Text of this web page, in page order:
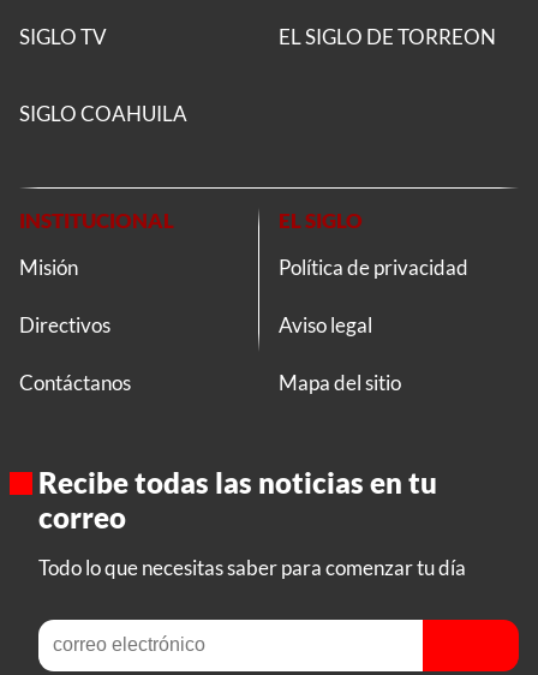
SIGLO TV EL SIGLO DE TORREON
SIGLO COAHUILA
INSTITUCIONAL
Misión
Directivos
Contáctanos
EL SIGLO
Política de privacidad
Aviso legal
Mapa del sitio
Recibe todas las noticias en tu
correo
Todo lo que necesitas saber para comenzar tu día